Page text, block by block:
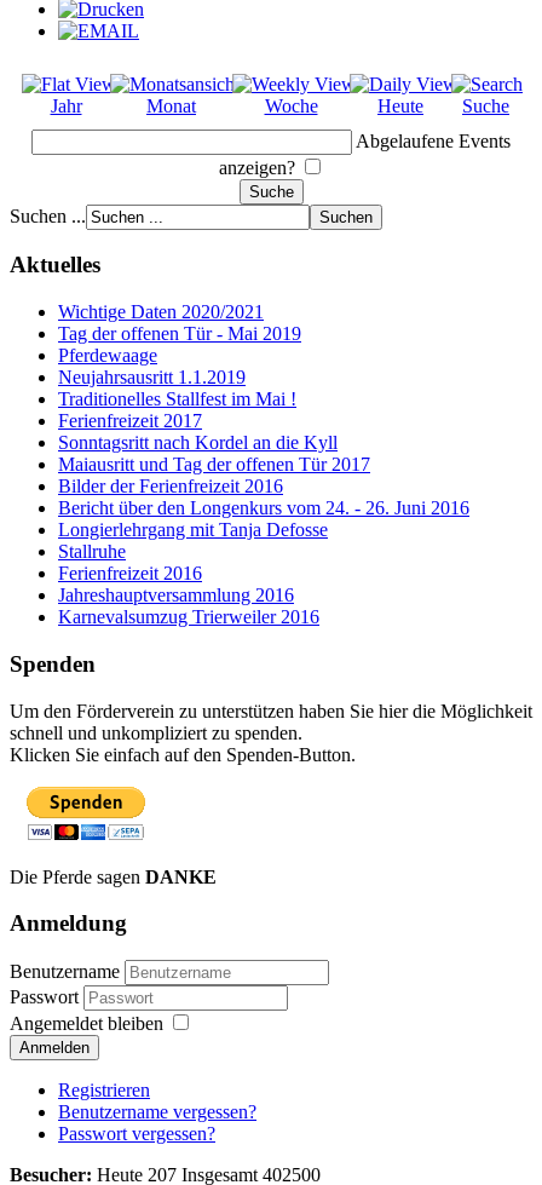
Jahr Monat Woche Heute
Suche
Abgelaufene Events
anzeigen?
Suchen ...
Aktuelles
Wichtige Daten 2020/2021
Tag der offenen Tür - Mai 2019
Pferdewaage
Neujahrsausritt 1.1.2019
Traditionelles Stallfest im Mai !
Ferienfreizeit 2017
Sonntagsritt nach Kordel an die Kyll
Maiausritt und Tag der offenen Tür 2017
Bilder der Ferienfreizeit 2016
Bericht über den Longenkurs vom 24. - 26. Juni 2016
Longierlehrgang mit Tanja Defosse
Stallruhe
Ferienfreizeit 2016
Jahreshauptversammlung 2016
Karnevalsumzug Trierweiler 2016
Spenden
Um den Förderverein zu unterstützen haben Sie hier die Möglichkeit
schnell und unkompliziert zu spenden.
Klicken Sie einfach auf den Spenden-Button.
Die Pferde sagen DANKE
Anmeldung
Benutzername
Passwort
Angemeldet bleiben
Anmelden
Registrieren
Benutzername vergessen?
Passwort vergessen?
Besucher: Heute 207 Insgesamt 402500